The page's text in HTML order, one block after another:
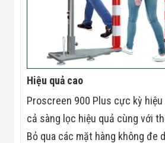
Hiệu quả cao
Proscreen 900 Plus cực kỳ
cả sàng lọc hiệu quả cùng với
Bỏ qua các mặt hàng không đe